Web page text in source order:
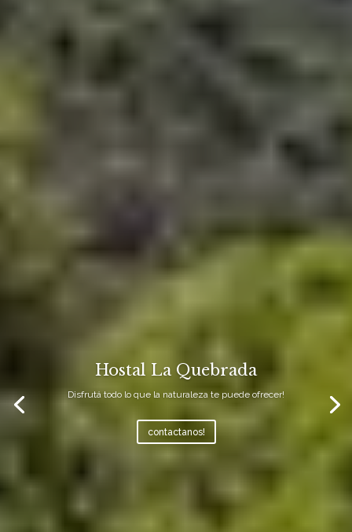
Hostal La Quebrada
Disfrutá todo lo que la naturaleza te puede ofrecer!
contactanos!